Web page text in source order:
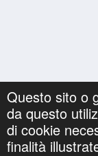
Questo sito o
da questo
di cookie
finalità
Nomi
©